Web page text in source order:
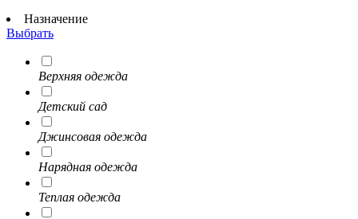
Назначение
Выбрать
Верхняя одежда
Детский сад
Джинсовая одежда
Нарядная одежда
Теплая одежда